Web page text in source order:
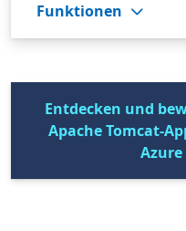
Funktionen
Entdecken und
Apache Tomcat-